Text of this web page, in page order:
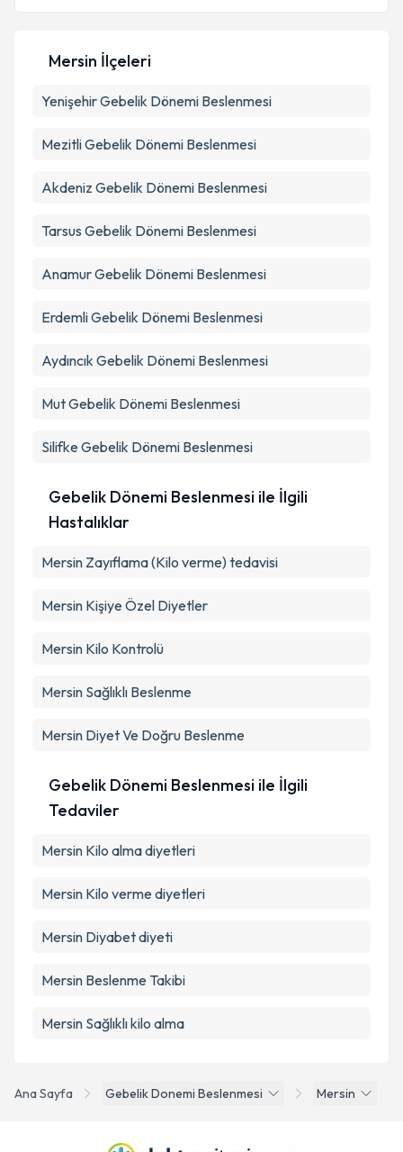
Metni 'ni okudum ve kişisel verilerimin belirtilen
kapsamda işlenmesini kabul ediyorum.
Ana Sayfa Gebelik Donemi Beslenmesi Mersin
Mersin İlçeleri
YenişehirGebelik Dönemi Beslenmesi
MezitliGebelik Dönemi Beslenmesi
Akdeniz Gebelik Dönemi Beslenmesi
Tarsus Gebelik Dönemi Beslenmesi
AnamurGebelik Dönemi Beslenmesi
ErdemliGebelik Dönemi Beslenmesi
Aydıncık Gebelik Dönemi Beslenmesi
MutGebelik Dönemi Beslenmesi
Silifke Gebelik Dönemi Beslenmesi
Gebelik Dönemi Beslenmesi ile İlgili
Hastalıklar
Mersin Zayıflama (Kilo verme) tedavisi
Mersin Kişiye Özel Diyetler
Mersin Kilo Kontrolü
Mersin Sağlıklı Beslenme
Mersin Diyet Ve Doğru Beslenme
Gebelik Dönemi Beslenmesi ile İlgili
Tedaviler
Mersin Kilo alma diyetleri
Mersin Kilo verme diyetleri
Mersin Diyabet diyeti
Mersin Beslenme Takibi
Mersin Sağlıklı kilo alma